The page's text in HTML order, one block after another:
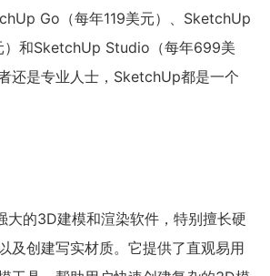
Go（每年119美元）、SketchUp
）和SketchUp Studio（每年699美
还是专业人士，SketchUp都是一个
大的3D建模和渲染软件，特别擅长硬
及创建写实材质。它提供了直观易用